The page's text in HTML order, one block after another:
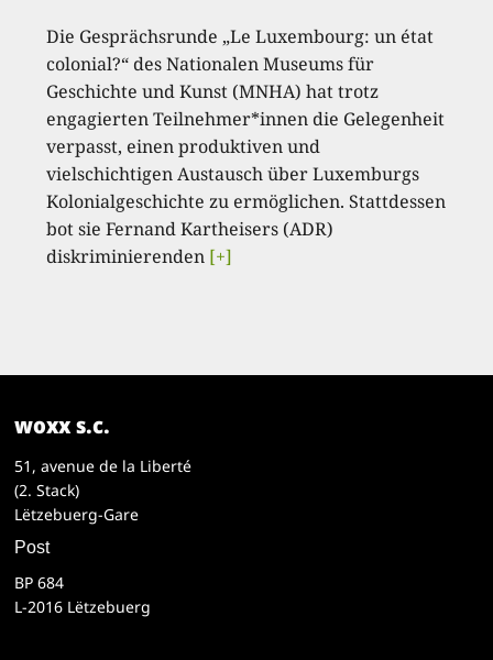
Die Gesprächsrunde „Le Luxembourg: un état
colonial?“ des Nationalen Museums für
Geschichte und Kunst (MNHA) hat trotz
engagierten Teilnehmer*innen die Gelegenheit
verpasst, einen produktiven und
vielschichtigen Austausch über Luxemburgs
Kolonialgeschichte zu ermöglichen. Stattdessen
bot sie Fernand Kartheisers (ADR)
diskriminierenden [+]
woxx s.c.
51, avenue de la Liberté
(2. Stack)
Lëtzebuerg-Gare
Post
BP 684
L-2016 Lëtzebuerg